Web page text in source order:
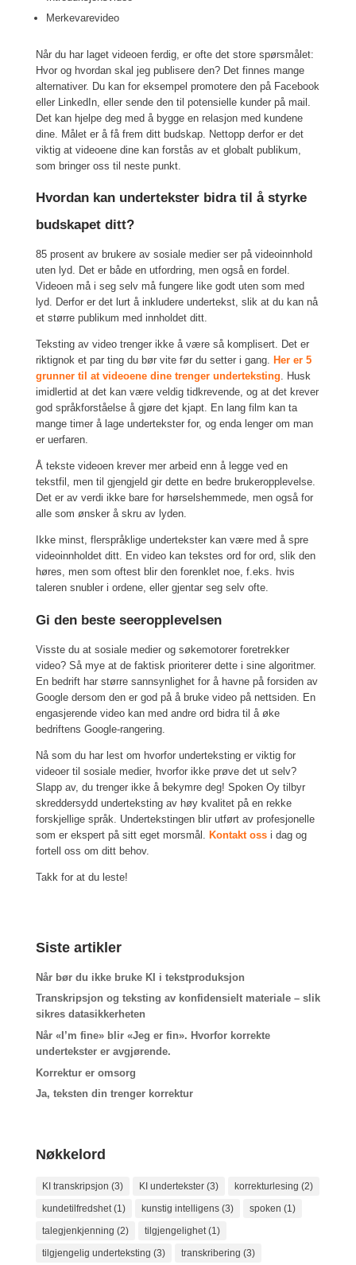
Merkevarevideo
Når du har laget videoen ferdig, er ofte det store spørsmålet:
Hvor og hvordan skal jeg publisere den? Det finnes mange
alternativer. Du kan for eksempel promotere den på Facebook
eller LinkedIn, eller sende den til potensielle kunder på mail.
Det kan hjelpe deg med å bygge en relasjon med kundene
dine. Målet er å få frem ditt budskap. Nettopp derfor er det
viktig at videoene dine kan forstås av et globalt publikum,
som bringer oss til neste punkt.
Hvordan kan undertekster bidra til å styrke
budskapet ditt?
85 prosent av brukere av sosiale medier ser på videoinnhold
uten lyd. Det er både en utfordring, men også en fordel.
Videoen må i seg selv må fungere like godt uten som med
lyd. Derfor er det lurt å inkludere undertekst, slik at du kan nå
et større publikum med innholdet ditt.
Teksting av video trenger ikke å være så komplisert. Det er
riktignok et par ting du bør vite før du setter i gang.
Her er 5
grunner til at videoene dine trenger underteksting . Husk
imidlertid at det kan være veldig tidkrevende, og at det krever
god språkforståelse å gjøre det kjapt. En lang film kan ta
mange timer å lage undertekster for, og enda lenger om man
er uerfaren.
Å tekste videoen krever mer arbeid enn å legge ved en
tekstfil, men til gjengjeld gir dette en bedre brukeropplevelse.
Det er av verdi ikke bare for hørselshemmede, men også for
alle som ønsker å skru av lyden.
Ikke minst, flerspråklige undertekster kan være med å spre
videoinnholdet ditt. En video kan tekstes ord for ord, slik den
høres, men som oftest blir den forenklet noe, f.eks. hvis
taleren snubler i ordene, eller gjentar seg selv ofte.
Gi den beste seeropplevelsen
Visste du at sosiale medier og søkemotorer foretrekker
video? Så mye at de faktisk prioriterer dette i sine algoritmer.
En bedrift har større sannsynlighet for å havne på forsiden av
Google dersom den er god på å bruke video på nettsiden. En
engasjerende video kan med andre ord bidra til å øke
bedriftens Google-rangering.
Nå som du har lest om hvorfor underteksting er viktig for
videoer til sosiale medier, hvorfor ikke prøve det ut selv?
Slapp av, du trenger ikke å bekymre deg! Spoken Oy tilbyr
skreddersydd underteksting av høy kvalitet på en rekke
forskjellige språk. Undertekstingen blir utført av profesjonelle
som er ekspert på sitt eget morsmål. Kontakt ossi dag og
fortell oss om ditt behov.
Takk for at du leste!
Siste artikler
Når bør du ikke bruke KI i tekstproduksjon
Transkripsjon og teksting av konfidensielt materiale – slik
sikres datasikkerheten
Når «I’m fine» blir «Jeg er fin». Hvorfor korrekte
undertekster er avgjørende.
Korrektur er omsorg
Ja, teksten din trenger korrektur
Nøkkelord
KI transkripsjon (3) KI undertekster(3) korrekturlesing (2)
kundetilfredshet(1) kunstig intelligens(3) spoken (1)
talegjenkjenning (2) tilgjengelighet(1)
tilgjengelig underteksting (3) transkribering (3)